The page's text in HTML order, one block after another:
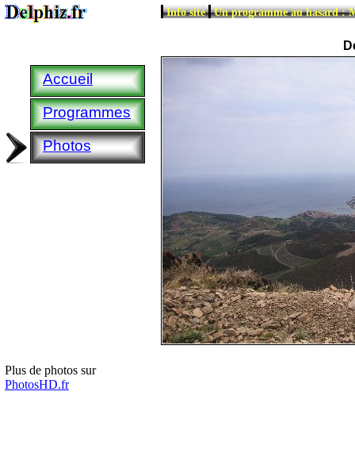
Info site Un programme au hasard :
Accueil
Programmes
Photos
Plus de photos sur
PhotosHD.fr